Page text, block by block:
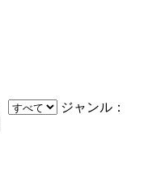
ジャンル：